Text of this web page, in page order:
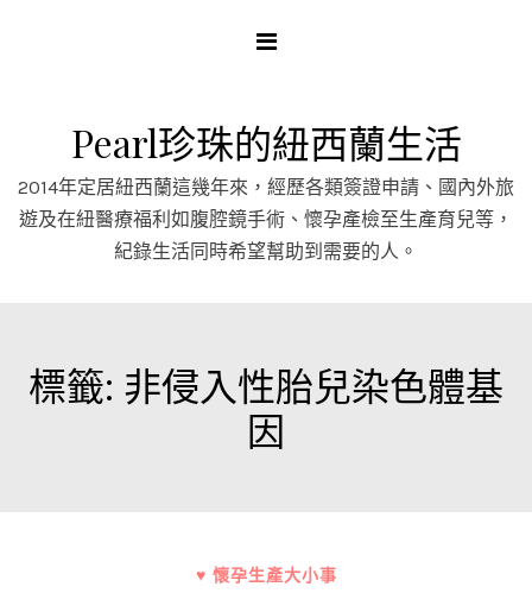
Pearl珍珠的紐西蘭生活
2014年定居紐西蘭這幾年來，經歷各類簽證申請、國內外旅
遊及在紐醫療福利如腹腔鏡手術、懷孕產檢至生產育兒等，
紀錄生活同時希望幫助到需要的人。
標籤: 非侵入性胎兒染色體基
因
♥ 懷孕生產大小事